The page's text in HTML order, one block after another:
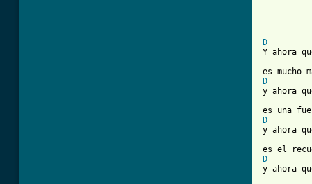
D
Y ahora
D
y ahora
D
y ahora
D
y ahora